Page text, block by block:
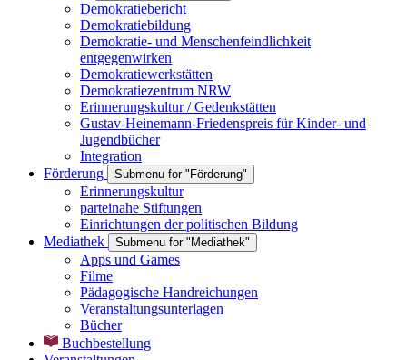
Demokratiebericht
Demokratiebildung
Demokratie- und Menschenfeindlichkeit
entgegenwirken
Demokratiewerkstätten
Demokratiezentrum NRW
Erinnerungskultur / Gedenkstätten
Gustav-Heinemann-Friedenspreis für Kinder- und
Jugendbücher
Integration
Förderung
Submenu for "Förderung"
Erinnerungskultur
parteinahe Stiftungen
Einrichtungen der politischen Bildung
Mediathek
Submenu for "Mediathek"
Apps und Games
Filme
Pädagogische Handreichungen
Veranstaltungsunterlagen
Bücher
Buchbestellung